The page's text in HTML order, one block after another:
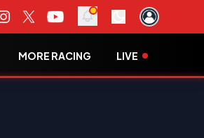
MORE RACING LIVE